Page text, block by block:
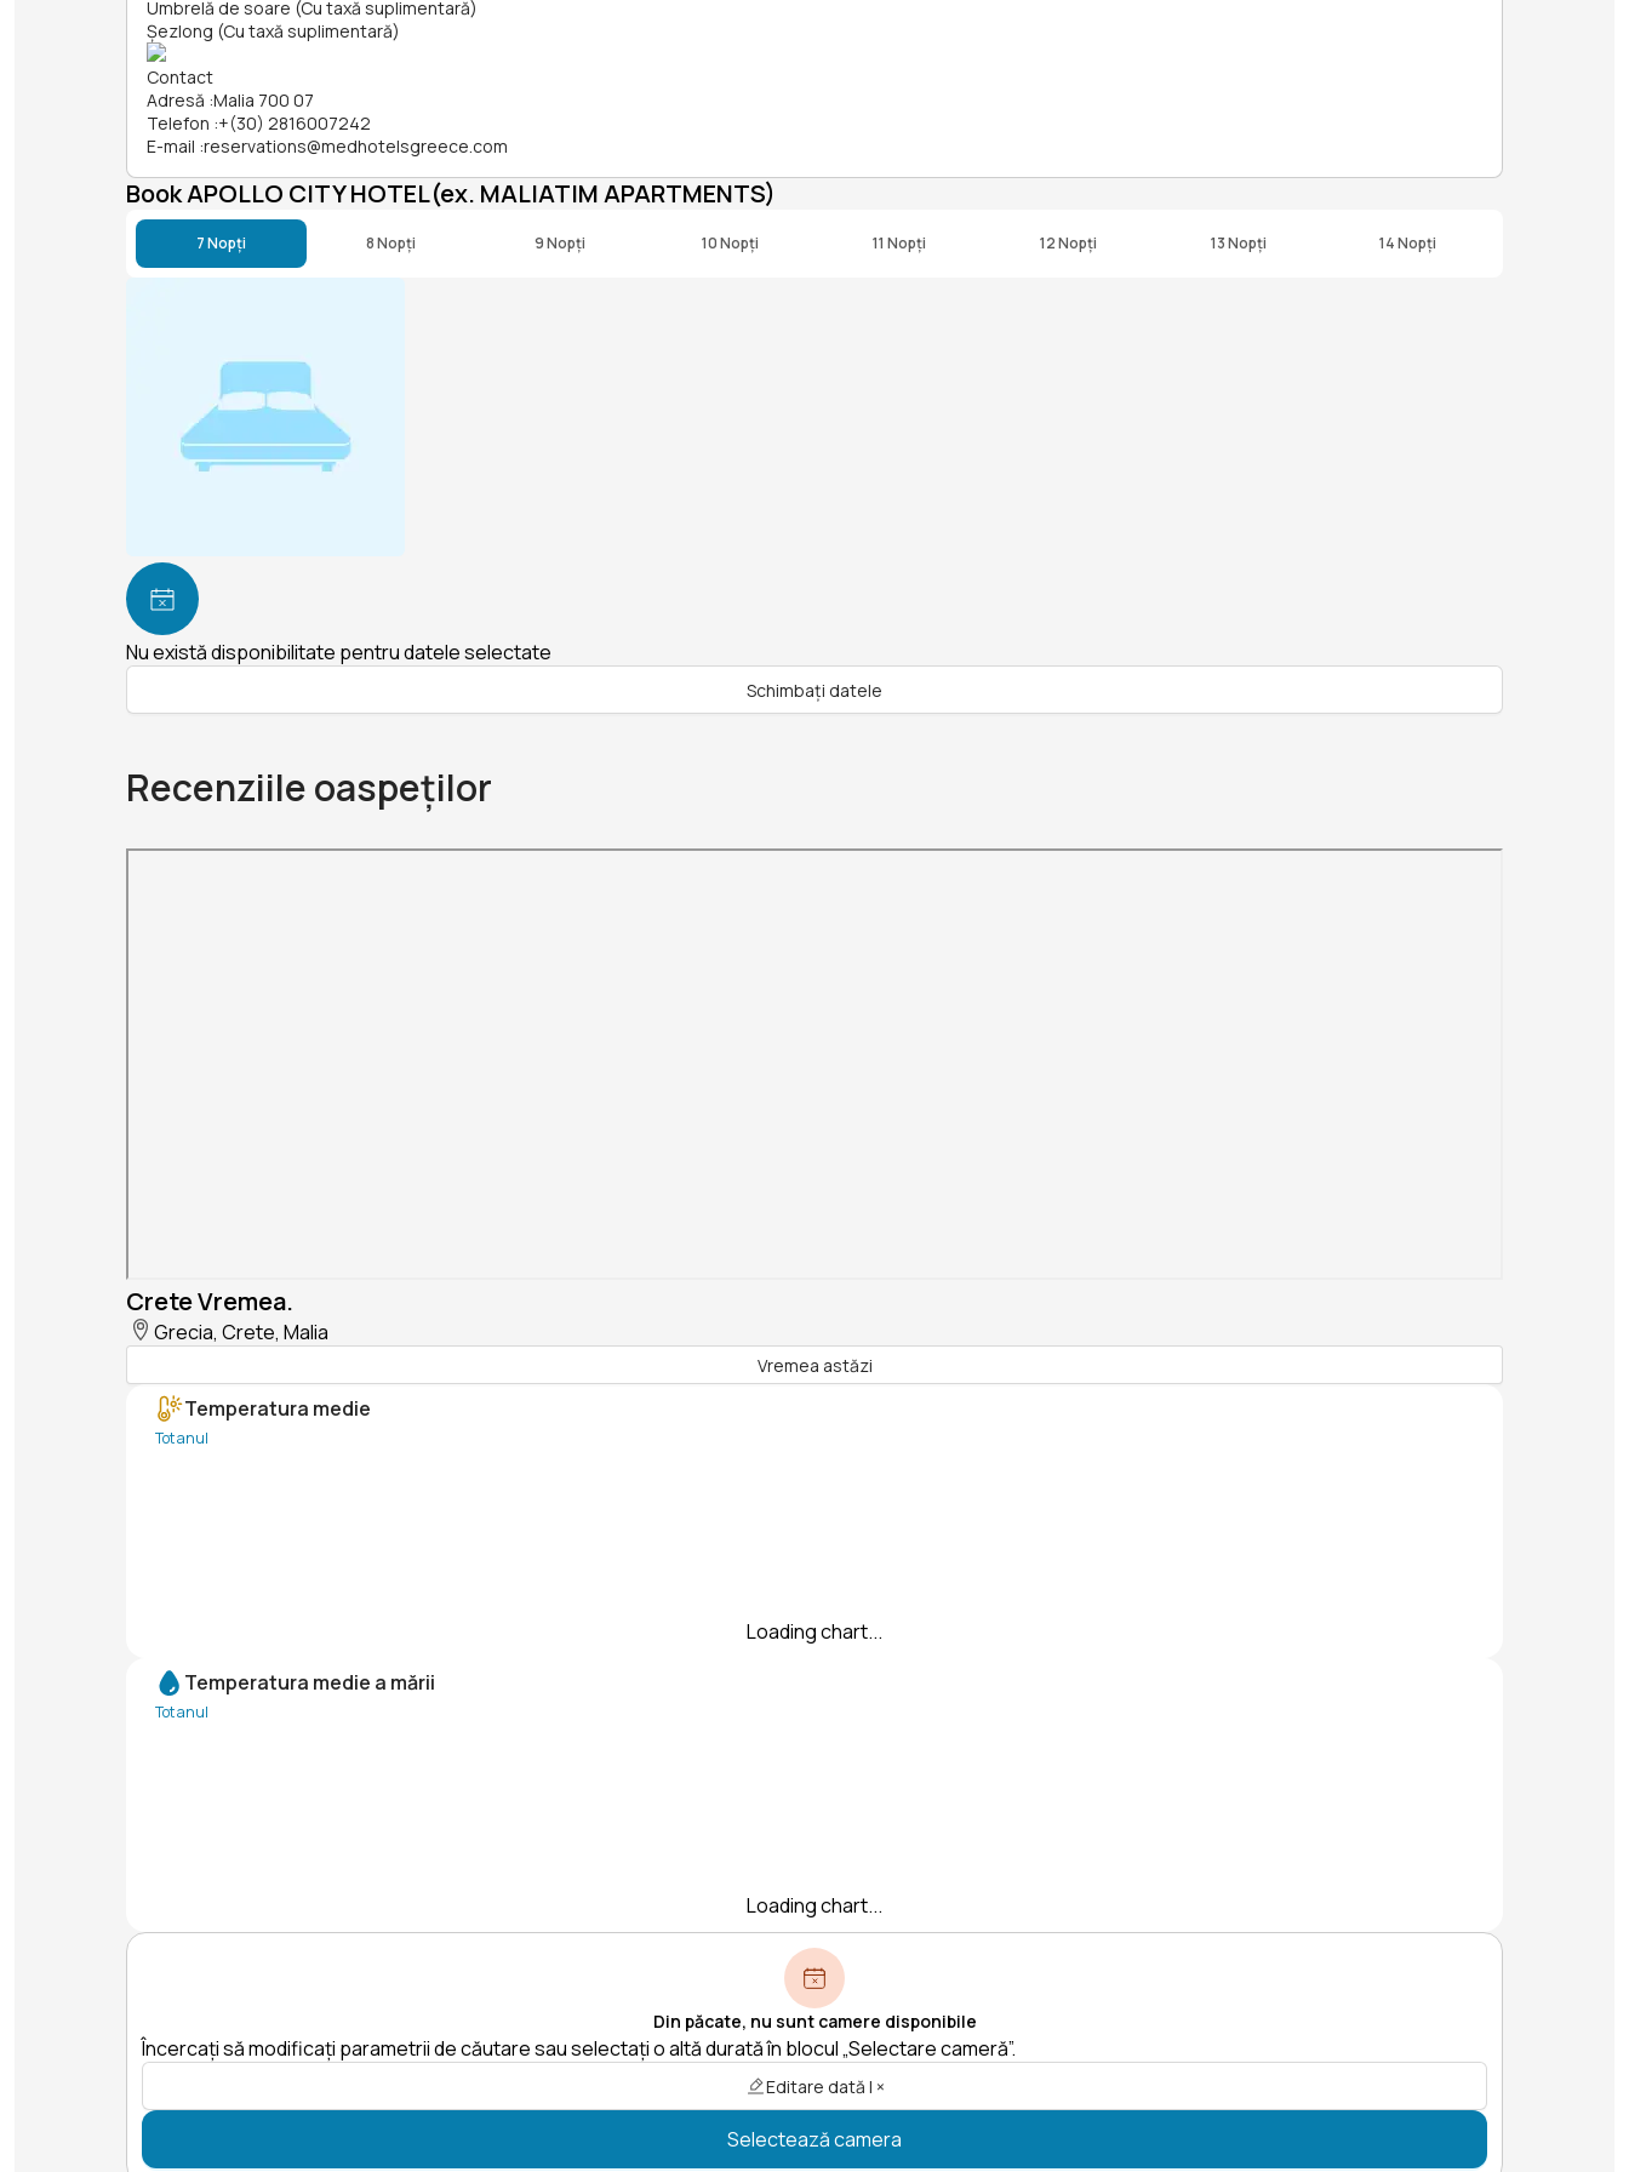
Umbrelă de soare (Cu taxă suplimentară)
Șezlong (Cu taxă suplimentară)
Contact
Adresă :Malia 700 07
Telefon :+(30) 2816007242
E-mail :reservations@medhotelsgreece.com
Book APOLLO CITY HOTEL(ex. MALIATIM APARTMENTS)
7 Nopți 8 Nopți 9 Nopți 10 Nopți 11 Nopți 12 Nopți 13 Nopți 14 Nopți
Nu există disponibilitate pentru datele selectate
Schimbați datele
Recenziile oaspeților
Crete Vremea.
Grecia, Crete, Malia
Vremea astăzi
Temperatura medie
Tot anul
Loading chart...
Temperatura medie a mării
Tot anul
Loading chart...
Din păcate, nu sunt camere disponibile
Încercați să modificați parametrii de căutare sau selectați o altă durată în blocul „Selectare cameră”.
Editare dată | ×
Selectează camera